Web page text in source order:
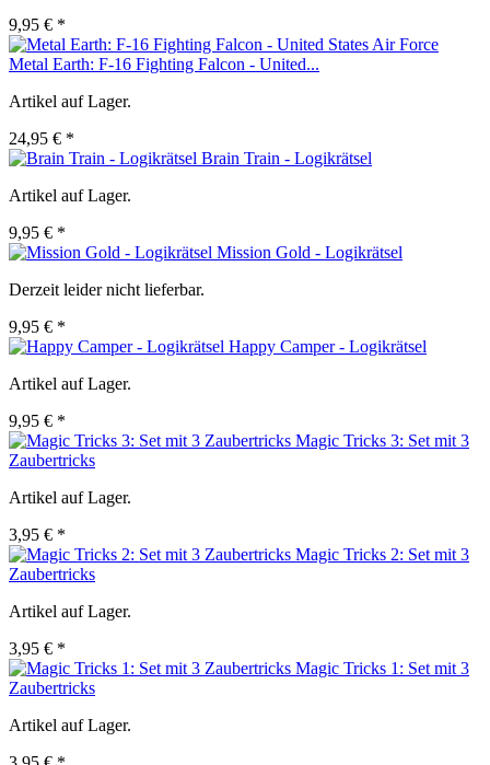
9,95 € *
Metal Earth: F-16 Fighting Falcon - United...
Artikel auf Lager.
24,95 € *
Brain Train - Logikrätsel
Artikel auf Lager.
9,95 € *
Mission Gold - Logikrätsel
Derzeit leider nicht lieferbar.
9,95 € *
Happy Camper - Logikrätsel
Artikel auf Lager.
9,95 € *
Magic Tricks 3: Set mit 3
Zaubertricks
Artikel auf Lager.
3,95 € *
Magic Tricks 2: Set mit 3
Zaubertricks
Artikel auf Lager.
3,95 € *
Magic Tricks 1: Set mit 3
Zaubertricks
Artikel auf Lager.